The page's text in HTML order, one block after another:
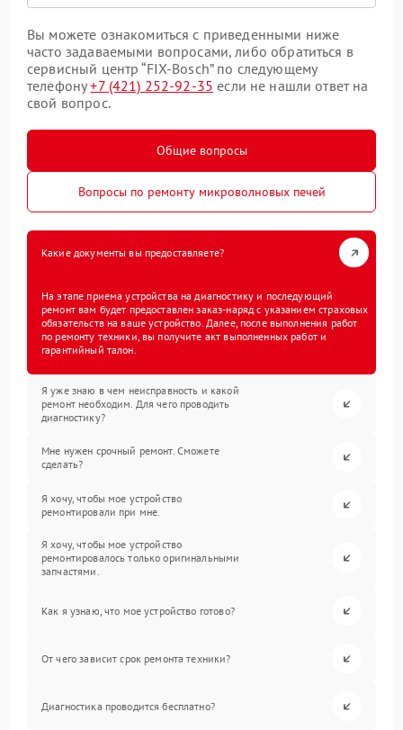
Вы можете ознакомиться с приведенными ниже
часто задаваемыми вопросами, либо обратиться в
сервисный центр “FIX-Bosch” по следующему
телефону+7 (421) 252-92-35 если не нашли ответ на
свой вопрос.
Общие вопросы
Вопросы по ремонту микроволновых печей
Какие документы вы предоставляете?
На этапе приема устройства на диагностику и последующий
ремонт вам будет предоставлен заказ-наряд с указанием страховых
обязательств на ваше устройство. Далее, после выполнения работ
по ремонту техники, вы получите акт выполненных работ и
гарантийный талон.
Я уже знаю в чем неисправность и какой
ремонт необходим. Для чего проводить
диагностику?
Мне нужен срочный ремонт. Сможете
сделать?
Я хочу, чтобы мое устройство
ремонтировали при мне.
Я хочу, чтобы мое устройство
ремонтировалось только оригинальными
запчастями.
Как я узнаю, что мое устройство готово?
От чего зависит срок ремонта техники?
Диагностика проводится бесплатно?